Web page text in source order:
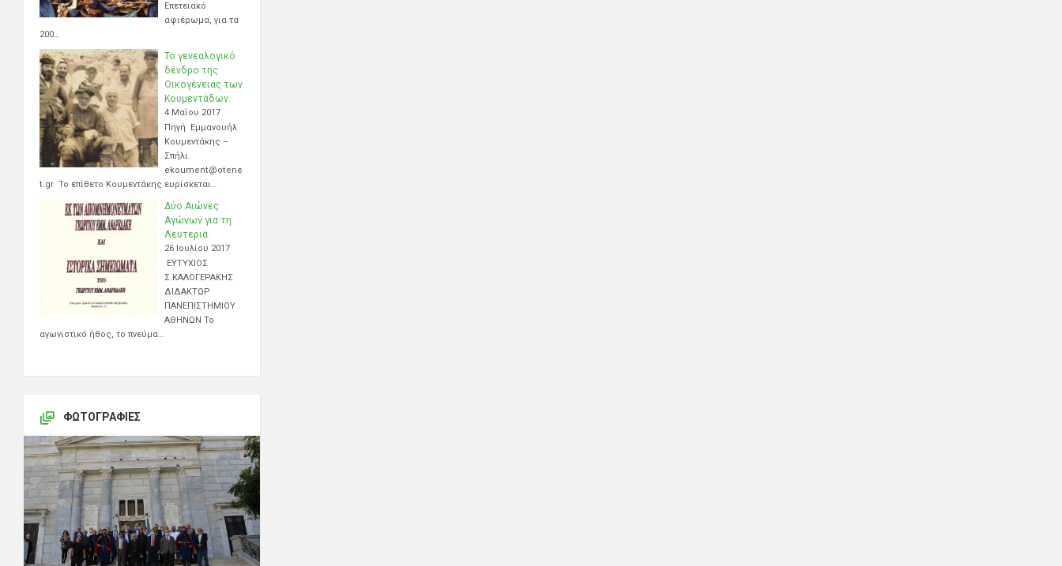
Επετειακό
αφιέρωμα, για τα
200…
Το γενεαλογικό
δένδρο της
Οικογένειας των
Κουμεντάδων.
4 Μαΐου 2017
Πηγή Εμμανουήλ
Κουμεντάκης –
Σπήλι.
ekoument@otene
t.gr Το επίθετο Κουμεντάκης ευρίσκεται…
Δύο Αιώνες
Αγώνων για τη
Λευτεριά
26 Ιουλίου 2017
ΕΥΤΥΧΙΟΣ
Σ.ΚΑΛΟΓΕΡΑΚΗΣ
ΔΙΔΑΚΤΩΡ
ΠΑΝΕΠΙΣΤΗΜΙΟΥ
ΑΘΗΝΩΝ Το
αγωνιστικό ήθος, το πνεύμα…
ΦΩΤΟΓΡΑΦΊΕΣ